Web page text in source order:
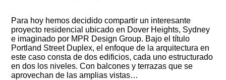
Para hoy hemos decidido compartir un interesante
proyecto residencial ubicado en Dover Heights, Sydney
e imaginado por MPR Design Group. Bajo el título
Portland Street Duplex, el enfoque de la arquitectura en
este caso consta de dos edificios, cada uno estructurado
en dos los niveles. Con balcones y terrazas que se
aprovechan de las amplias vistas…